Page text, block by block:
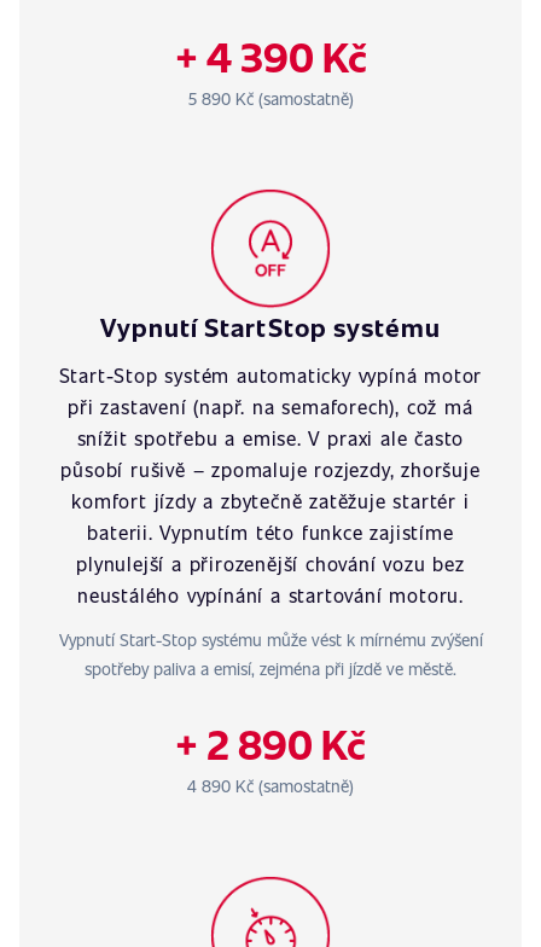
+ 4 390 Kč
5 890 Kč (samostatně)
Vypnutí StartStop systému
Start-Stop systém automaticky vypíná motor
při zastavení (např. na semaforech), což má
snížit spotřebu a emise. V praxi ale často
působí rušivě – zpomaluje rozjezdy, zhoršuje
komfort jízdy a zbytečně zatěžuje startér i
baterii. Vypnutím této funkce zajistíme
plynulejší a přirozenější chování vozu bez
neustálého vypínání a startování motoru.
Vypnutí Start-Stop systému může vést k mírnému zvýšení
spotřeby paliva a emisí, zejména při jízdě ve městě.
+ 2 890 Kč
4 890 Kč (samostatně)